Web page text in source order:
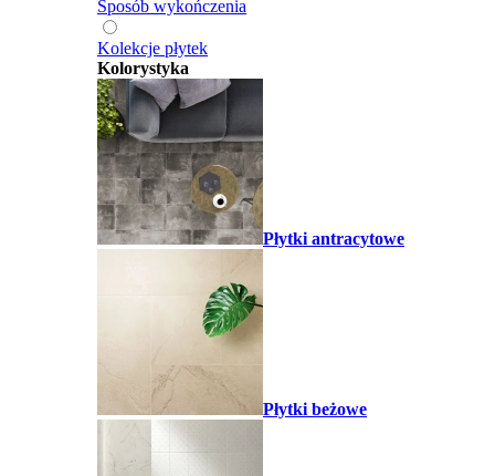
Sposób wykończenia
Kolekcje płytek
Kolorystyka
Płytki antracytowe
Płytki beżowe